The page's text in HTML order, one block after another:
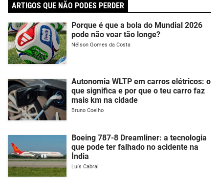
ARTIGOS QUE NÃO PODES PERDER
Porque é que a bola do Mundial 2026
pode não voar tão longe?
Nélson Gomes da Costa
Autonomia WLTP em carros elétricos: o
que significa e por que o teu carro faz
mais km na cidade
Bruno Coelho
Boeing 787-8 Dreamliner: a tecnologia
que pode ter falhado no acidente na
Índia
Luís Cabral